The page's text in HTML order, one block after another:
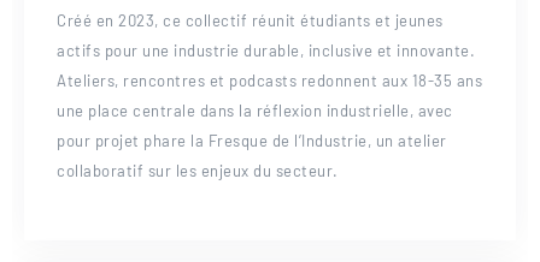
Créé en 2023, ce collectif réunit étudiants et jeunes
actifs pour une industrie durable, inclusive et innovante.
Ateliers, rencontres et podcasts redonnent aux 18-35 ans
une place centrale dans la réflexion industrielle, avec
pour projet phare la Fresque de l’Industrie, un atelier
collaboratif sur les enjeux du secteur.